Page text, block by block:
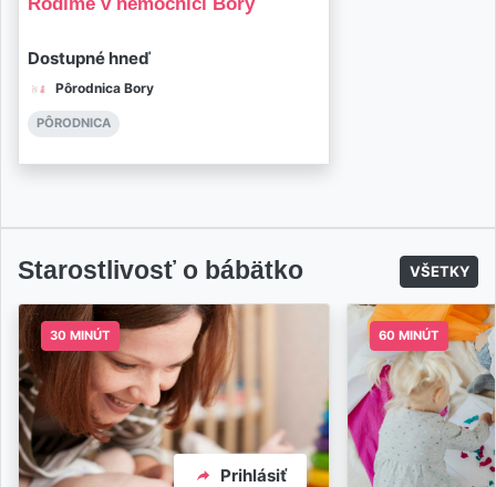
Rodíme v nemocnici Bory
Dostupné hneď
Pôrodnica Bory
PÔRODNICA
Starostlivosť o bábätko VŠETKY
30 MINÚT
Prihlásiť
60 MINÚT